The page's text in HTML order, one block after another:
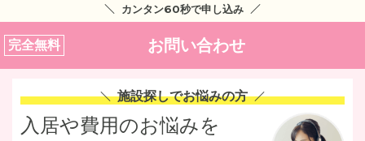
カンタン60秒で申し込み
完全無料 お問い合わせ
施設探しでお悩みの方
入居や費用のお悩みを